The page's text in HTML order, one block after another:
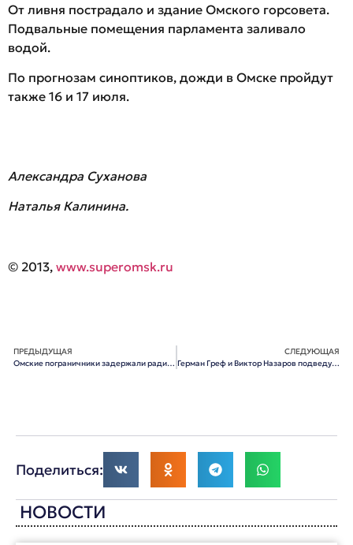
От ливня пострадало и здание Омского горсовета.
Подвальные помещения парламента заливало
водой.
По прогнозам синоптиков, дожди в Омске пройдут
также 16 и 17 июля.
Александра Суханова
Наталья Калинина.
© 2013, www.superomsk.ru
ПРЕДЫДУЩАЯ
Омские пограничники задержали радиоактивный КамАЗ с 20 тоннами арбузов
СЛЕДУЮЩАЯ
Герман Греф и Виктор Назаров подведут итоги годового сотрудничества
Поделиться:
НОВОСТИ